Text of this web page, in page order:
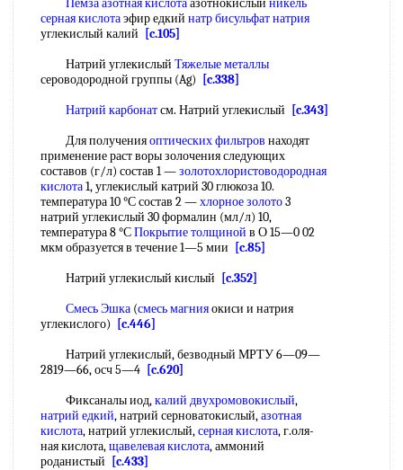
Пемзаазотная кислотаазотнокислый никель
серная кислотаэфир едкий натр бисульфат натрия
углекислый калий
[c.105]
Натрий углекислый Тяжелые металлы
сероводородной группы (Ag)
[c.338]
Натрий карбонатсм. Натрий углекислый
[c.343]
Для полученияоптических фильтров находят
применение раст воры золочения следующих
составов (г/л) состав 1 —золотохлористоводородная
кислота1, углекислый катрий 30 глюкоза 10.
температура 10 °С состав 2 —хлорное золото3
натрий углекислый 30 формалин (мл/л) 10,
температура 8 °СПокрытие толщиной в О 15—0 02
мкм образуется в течение 1—5 мии
[c.85]
Натрий углекислый кислый
[c.352]
Смесь Эшка (смесь магнияокиси и натрия
углекислого)
[c.446]
Натрий углекислый, безводный МРТУ 6—09—
2819—66, осч 5—4 [c.620]
Фиксаналы иод,калий двухромовокислый,
натрий едкий, натрий серноватокислый,азотная
кислота, натрий углекислый,серная кислота, г.оля-
ная кислота,щавелевая кислота, аммоний
роданистый
[c.433]